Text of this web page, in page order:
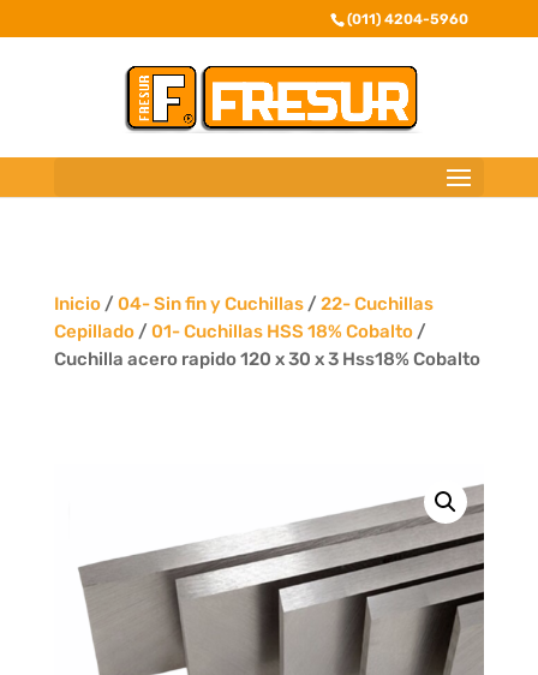
(011) 4204-5960
Inicio/ 04- Sin fin y Cuchillas/ 22- Cuchillas
Cepillado/ 01- Cuchillas HSS 18% Cobalto/
Cuchilla acero rapido 120 x 30 x 3 Hss18% Cobalto